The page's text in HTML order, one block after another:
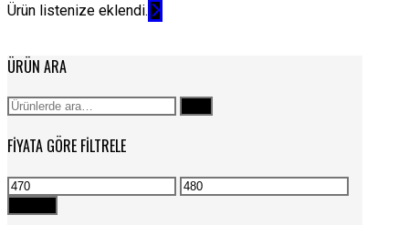
Ürün listenize eklendi.
ÜRÜN ARA
Ara:
FIYATA GÖRE FILTRELE
En
düşük
fiyat
En
yüksek